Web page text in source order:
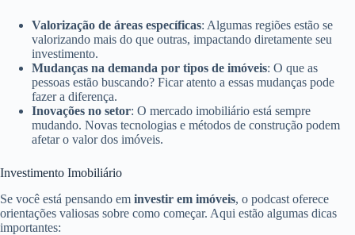
Valorização de áreas específicas: Algumas regiões estão se
valorizando mais do que outras, impactando diretamente seu
investimento.
Mudanças na demanda por tipos de imóveis: O que as
pessoas estão buscando? Ficar atento a essas mudanças pode
fazer a diferença.
Inovações no setor: O mercado imobiliário está sempre
mudando. Novas tecnologias e métodos de construção podem
afetar o valor dos imóveis.
Investimento Imobiliário
Se você está pensando em investir em imóveis, o podcast oferece
orientações valiosas sobre como começar. Aqui estão algumas dicas
importantes: